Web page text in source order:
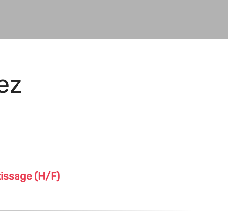
(H/F)